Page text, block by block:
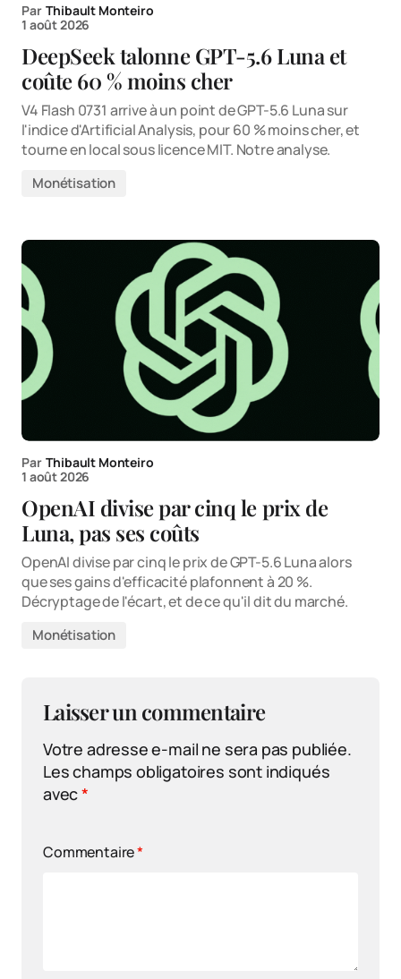
Par Thibault Monteiro
1 août 2026
DeepSeek talonne GPT-5.6 Luna et
coûte 60 % moins cher
V4 Flash 0731 arrive à un point de GPT-5.6 Luna sur
l'indice d'Artificial Analysis, pour 60 % moins cher, et
tourne en local sous licence MIT. Notre analyse.
Monétisation
Par Thibault Monteiro
1 août 2026
OpenAI divise par cinq le prix de
Luna, pas ses coûts
OpenAI divise par cinq le prix de GPT-5.6 Luna alors
que ses gains d'efficacité plafonnent à 20 %.
Décryptage de l'écart, et de ce qu'il dit du marché.
Monétisation
Laisser un commentaire
Votre adresse e-mail ne sera pas publiée.
Les champs obligatoires sont indiqués
avec*
Commentaire*